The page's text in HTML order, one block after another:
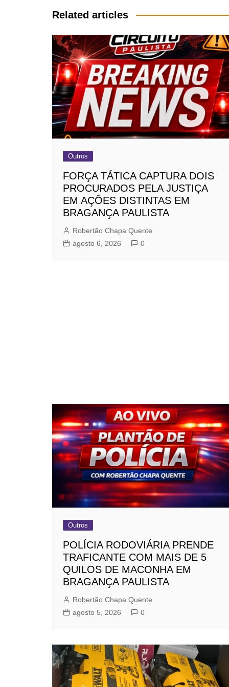
Post
Related articles
Outros
FORÇA TÁTICA CAPTURA DOIS
PROCURADOS PELA JUSTIÇA
EM AÇÕES DISTINTAS EM
BRAGANÇA PAULISTA
Robertão Chapa Quente
agosto 6, 2026
0
Outros
POLÍCIA RODOVIÁRIA PRENDE
TRAFICANTE COM MAIS DE 5
QUILOS DE MACONHA EM
BRAGANÇA PAULISTA
Robertão Chapa Quente
agosto 5, 2026
0